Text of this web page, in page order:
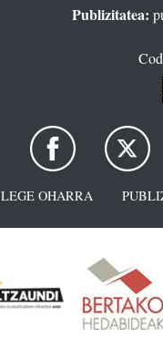
Publizitatea:
LEGE OHARRA